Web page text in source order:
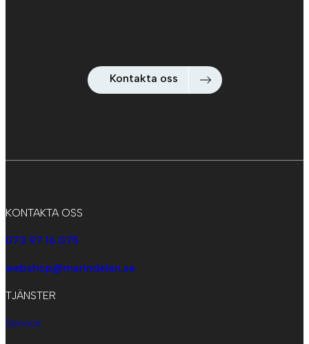
Kontakta oss
KONTAKTA OSS
073 97 16 075
webshop@marindelen.se
TJÄNSTER
Service